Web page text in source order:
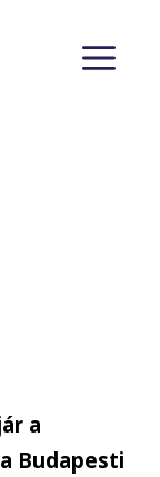
a
Budapesti